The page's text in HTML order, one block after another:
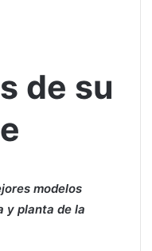
de su
modelos
y planta de la